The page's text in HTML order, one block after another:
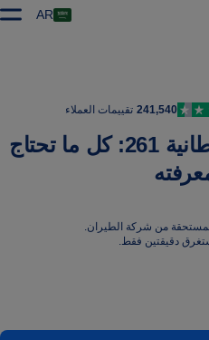
AR
241,540 تقييمات العملاء
اللائحة التنظيمية البريطانية 261: كل ما تحتاج
من شركة الطيران.
دقيقتين فقط.